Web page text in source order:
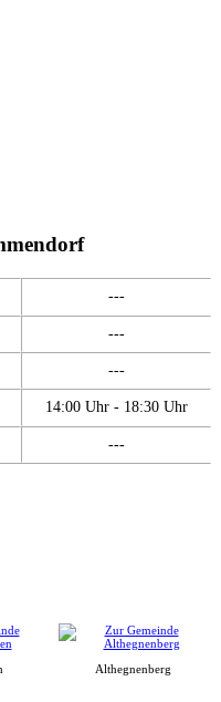
---
---
---
14:00 Uhr - 18:30 Uhr
---
Althegnenberg